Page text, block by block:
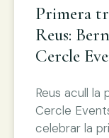
Primera
Reus:
Cercle
Reus acull
Cercle
celebrar la